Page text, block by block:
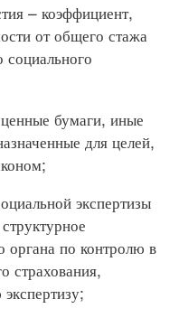
– коэффициент,
от общего стажа
социального
бумаги, иные
для целей,
экспертизы
органа по контролю в
страхования,